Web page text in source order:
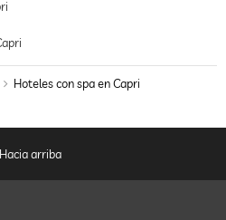
Hoteles con spa en Capri
Hacia arriba